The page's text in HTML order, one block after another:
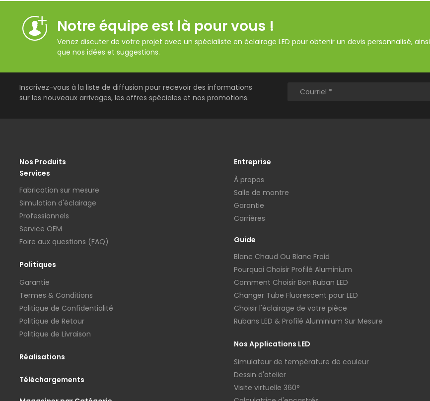
Notre équipe est là pour vous !
Venez discuter de votre projet avec un spécialiste en éclairage LED pour obtenir un devis personnalisé, ainsi
que nos idées et suggestions.
Inscrivez-vous à la liste de diffusion pour recevoir des informations
sur les nouveaux arrivages, les offres spéciales et nos promotions.
Nos Produits
Services
Fabrication sur mesure
Simulation d'éclairage
Professionnels
Service OEM
Foire aux questions (FAQ)
Politiques
Garantie
Termes & Conditions
Politique de Confidentialité
Politique de Retour
Politique de Livraison
Réalisations
Téléchargements
Entreprise
À propos
Salle de montre
Garantie
Carrières
Guide
Blanc Chaud Ou Blanc Froid
Pourquoi Choisir Profilé Aluminium
Comment Choisir Bon Ruban LED
Changer Tube Fluorescent pour LED
Choisir l'éclairage de votre pièce
Rubans LED & Profilé Aluminium Sur Mesure
Nos Applications LED
Simulateur de température de couleur
Dessin d'atelier
Visite virtuelle 360°